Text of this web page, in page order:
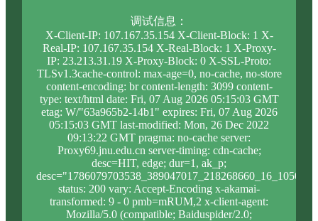
调试信息：
X-Client-IP: 107.167.35.154 X-Client-Block: 1 X-
Real-IP: 107.167.35.154 X-Real-Block: 1 X-Proxy-
IP: 23.213.31.19 X-Proxy-Block: 0 X-SSL-Proto:
TLSv1.3cache-control: max-age=0, no-cache, no-store
content-encoding: br content-length: 3099 content-
type: text/html date: Fri, 07 Aug 2026 05:15:03 GMT
etag: W/"63a965b2-14b1" expires: Fri, 07 Aug 2026
05:15:03 GMT last-modified: Mon, 26 Dec 2022
09:13:22 GMT pragma: no-cache server:
Proxy69.jnu.edu.cn server-timing: cdn-cache;
desc=HIT, edge; dur=1, ak_p;
status: 200 vary: Accept-Encoding x-akamai-
transformed: 9 - 0 pmb=mRUM,2 x-client-agent:
Mozilla/5.0 (compatible; Baiduspider/2.0;